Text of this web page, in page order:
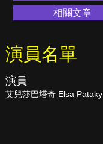
相關文章
演員名單
演員
艾兒莎巴塔奇 Elsa Pataky